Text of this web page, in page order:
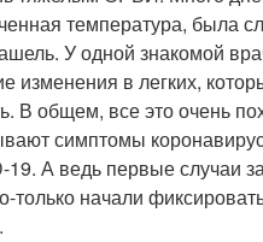
температура, была
У одной знакомой
изменения в легких,
В общем, все это очень
симптомы
19. А ведь первые случаи
только начали